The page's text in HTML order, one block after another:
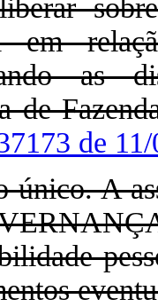
em
as
de
de
único. A